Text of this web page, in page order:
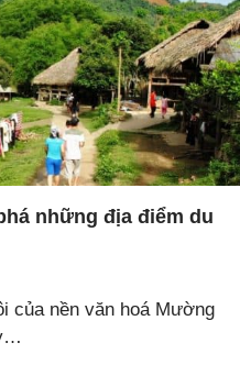
những địa điểm du
của nền văn hoá Mường